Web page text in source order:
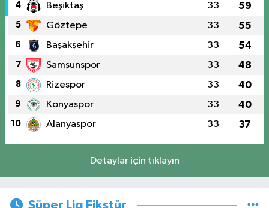
4 Beşiktaş 33 59
5 Göztepe 33 55
6 Başakşehir 33 54
7 Samsunspor 33 48
8 Rizespor 33 40
9 Konyaspor 33 40
10 Alanyaspor 33 37
Detaylar için tıklayın
Süper Lig Fikstür